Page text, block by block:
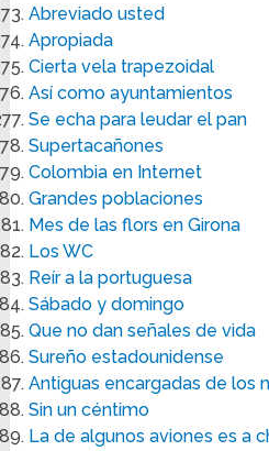
Abreviado usted
Apropiada
Cierta vela trapezoidal
Así como ayuntamientos
Se echa para leudar el pan
Supertacañones
Colombia en Internet
Grandes poblaciones
Mes de las flors en Girona
Los WC
Reír a la portuguesa
Sábado y domingo
Que no dan señales de vida
Sureño estadounidense
Antiguas encargadas de los
Sin un céntimo
La de algunos aviones es a